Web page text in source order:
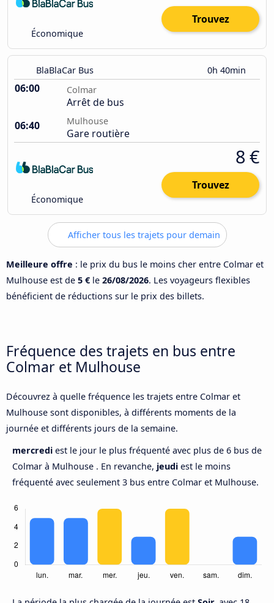
Économique
Trouvez
BlaBlaCar Bus 0h 40min
06:00 Colmar
Arrêt de bus
06:40
Mulhouse
Gare routière
Économique
8 €
Trouvez
Afficher tous les trajets pour demain
Meilleure offre : le prix du bus le moins cher entre Colmar et
Mulhouse est de 5 € le 26/08/2026. Les voyageurs flexibles
bénéficient de réductions sur le prix des billets.
Fréquence des trajets en bus entre
Colmar et Mulhouse
Découvrez à quelle fréquence les trajets entre Colmar et
Mulhouse sont disponibles, à différents moments de la
journée et différents jours de la semaine.
mercredi est le jour le plus fréquenté avec plus de 6 bus de
Colmar à Mulhouse . En revanche, jeudi est le moins
fréquenté avec seulement 3 bus entre Colmar et Mulhouse.